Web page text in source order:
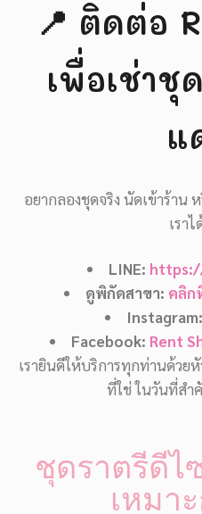
📍 ติดต่อ
เพื่อเช่าชุ
แ
อยากลองชุดจริง นัดเข้าร้าน
เราไ
LINE:
ดูพิกัดสาขา: คลิก
Instagram:
Facebook: Rent
เรายินดีให้บริการทุกท่านด้ว
ที่ใช่ ในวันที่ส
ชุดราตรีดีไ
เหมา